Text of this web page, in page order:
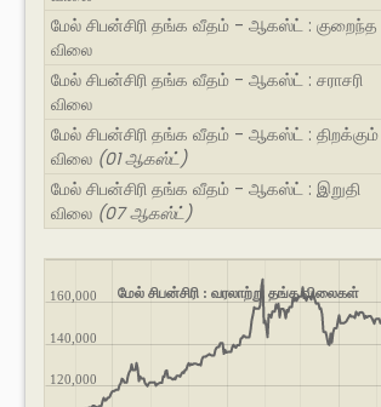
மேல் சிபன்சிரி தங்க வீதம் - ஆகஸ்ட் : குறைந்த
விலை
மேல் சிபன்சிரி தங்க வீதம் - ஆகஸ்ட் : சராசரி
விலை
மேல் சிபன்சிரி தங்க வீதம் - ஆகஸ்ட் : திறக்கும்
விலை (01 ஆகஸ்ட்)
மேல் சிபன்சிரி தங்க வீதம் - ஆகஸ்ட் : இறுதி
விலை (07 ஆகஸ்ட்)
மேல் சிபன்சிரி : வரலாற்று தங்க விலைகள்
120,000
140,000
160,000